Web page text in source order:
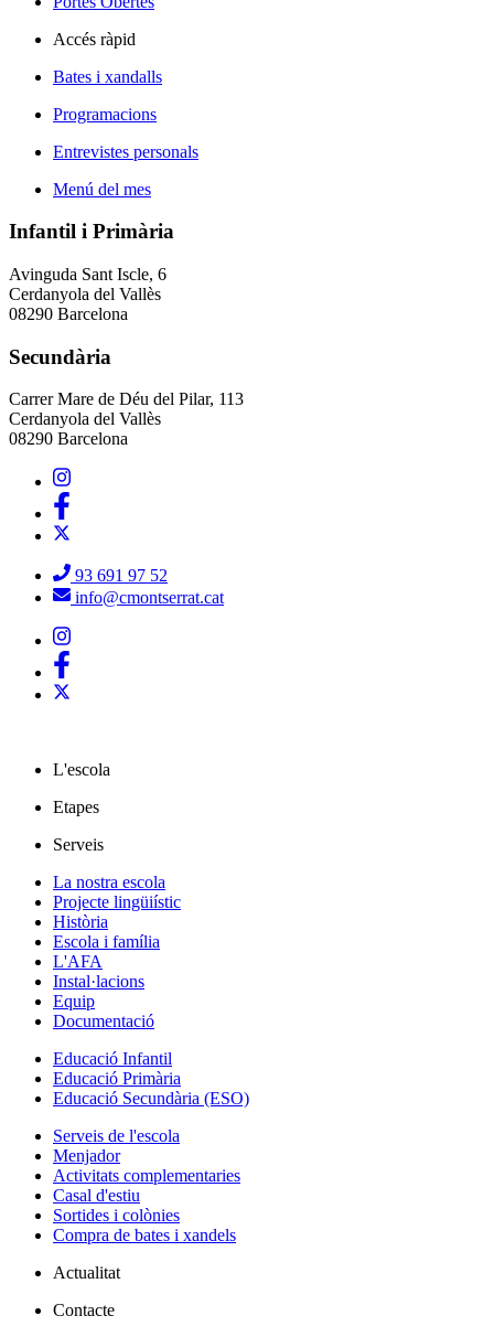
Accés ràpid
Bates i xandalls
Programacions
Entrevistes personals
Menú del mes
Infantil i Primària
Avinguda Sant Iscle, 6
Cerdanyola del Vallès
08290 Barcelona
Secundària
Carrer Mare de Déu del Pilar, 113
Cerdanyola del Vallès
08290 Barcelona
93 691 97 52
info@cmontserrat.cat
L'escola
Etapes
Serveis
La nostra escola
Projecte lingüiístic
Història
Escola i família
L'AFA
Instal·lacions
Equip
Documentació
Educació Infantil
Educació Primària
Educació Secundària (ESO)
Serveis de l'escola
Menjador
Activitats complementaries
Casal d'estiu
Sortides i colònies
Compra de bates i xandels
Actualitat
Contacte